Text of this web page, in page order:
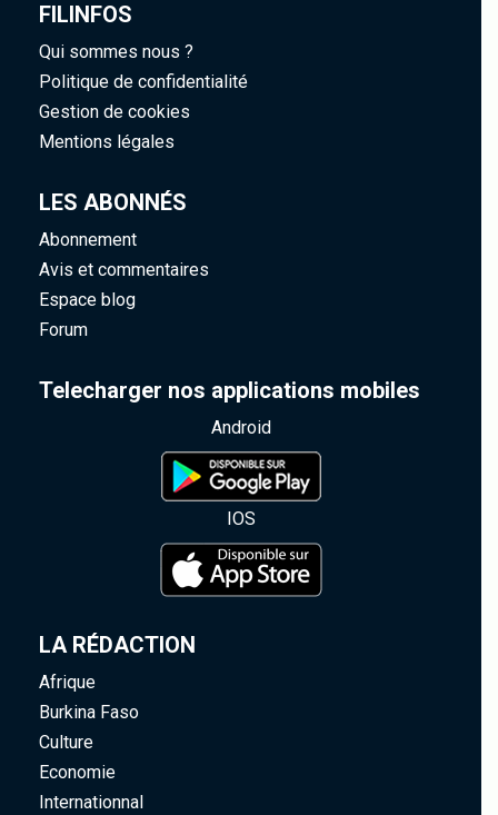
FILINFOS
Qui sommes nous ?
Politique de confidentialité
Gestion de cookies
Mentions légales
LES ABONNÉS
Abonnement
Avis et commentaires
Espace blog
Forum
Telecharger nos applications mobiles
Android
IOS
LA RÉDACTION
Afrique
Burkina Faso
Culture
Economie
Internationnal